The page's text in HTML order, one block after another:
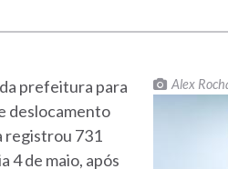
Alex
prefeitura para
deslocamento
registrou 731
4 de maio, após